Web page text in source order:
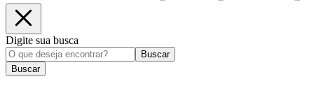
Digite sua busca
Buscar
Buscar